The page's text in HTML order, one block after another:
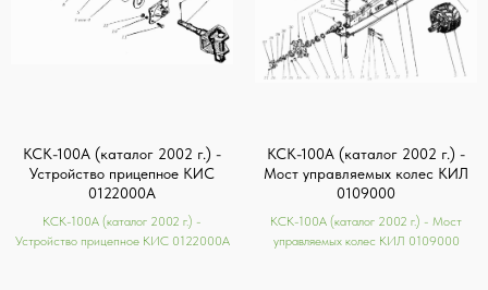
КСК-100А (каталог 2002 г.) -
Устройство прицепное КИС
0122000А
КСК-100А (каталог 2002 г.) -
Устройство прицепное КИС 0122000А
КСК-100А (каталог 2002 г.) -
Мост управляемых колес КИЛ
0109000
КСК-100А (каталог 2002 г.) - Мост
управляемых колес КИЛ 0109000